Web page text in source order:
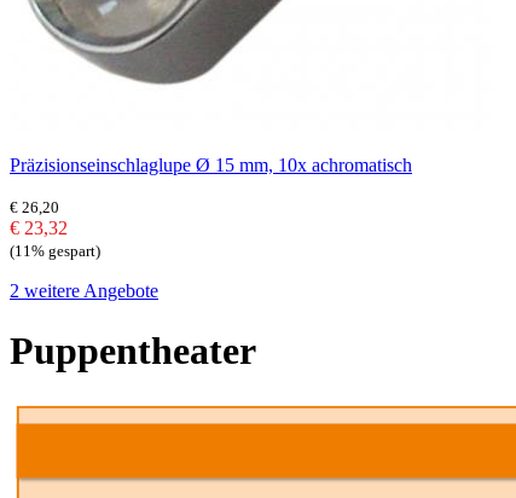
Präzisionseinschlaglupe Ø 15 mm, 10x achromatisch
€ 26,20
€ 23,32
(11% gespart)
2 weitere Angebote
Puppentheater